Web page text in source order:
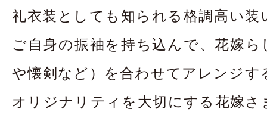
礼衣装としても知られる格調高い装
ご自身の振袖を持ち込んで、花嫁ら
や懐剣など）を合わせてアレンジす
オリジナリティを大切にする花嫁さ